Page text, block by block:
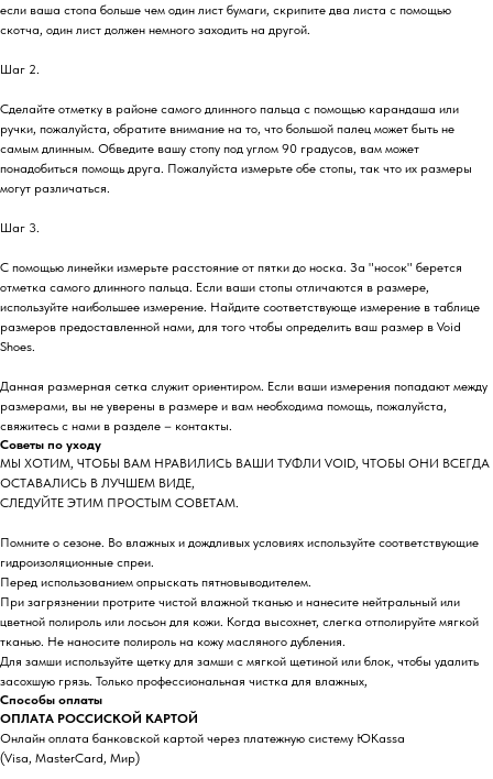
если ваша стопа больше чем один лист бумаги, скрипите два листа с помощью
скотча, один лист должен немного заходить на другой.
Шаг 2.
Сделайте отметку в районе самого длинного пальца с помощью карандаша или
ручки, пожалуйста, обратите внимание на то, что большой палец может быть не
самым длинным. Обведите вашу стопу под углом 90 градусов, вам может
понадобиться помощь друга. Пожалуйста измерьте обе стопы, так что их размеры
могут различаться.
Шаг 3.
С помощью линейки измерьте расстояние от пятки до носка. За "носок" берется
отметка самого длинного пальца. Если ваши стопы отличаются в размере,
используйте наибольшее измерение. Найдите соответствующе измерение в таблице
размеров предоставленной нами, для того чтобы определить ваш размер в Void
Shoes.
Данная размерная сетка служит ориентиром. Если ваши измерения попадают между
размерами, вы не уверены в размере и вам необходима помощь, пожалуйста,
свяжитесь с нами в разделе – контакты.
Советы по уходу
МЫ ХОТИМ, ЧТОБЫ ВАМ НРАВИЛИСЬ ВАШИ ТУФЛИ VOID, ЧТОБЫ ОНИ ВСЕГДА
ОСТАВАЛИСЬ В ЛУЧШЕМ ВИДЕ,
СЛЕДУЙТЕ ЭТИМ ПРОСТЫМ СОВЕТАМ.
Помните о сезоне. Во влажных и дождливых условиях используйте соответствующие
гидроизоляционные спреи.
Перед использованием опрыскать пятновыводителем.
При загрязнении протрите чистой влажной тканью и нанесите нейтральный или
цветной полироль или лосьон для кожи. Когда высохнет, слегка отполируйте мягкой
тканью. Не наносите полироль на кожу масляного дубления.
Для замши используйте щетку для замши с мягкой щетиной или блок, чтобы удалить
засохшую грязь. Только профессиональная чистка для влажных,
Способы оплаты
ОПЛАТА РОССИСКОЙ КАРТОЙ
Онлайн оплата банковской картой через платежную систему ЮKassa
(Visa, MasterCard, Мир)